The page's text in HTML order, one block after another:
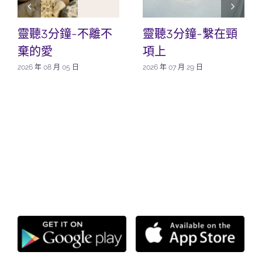
靈聽3分鐘-不離不
棄的愛
2026 年 08 月 05 日
靈聽3分鐘-繫在頸
項上
2026 年 07 月 29 日